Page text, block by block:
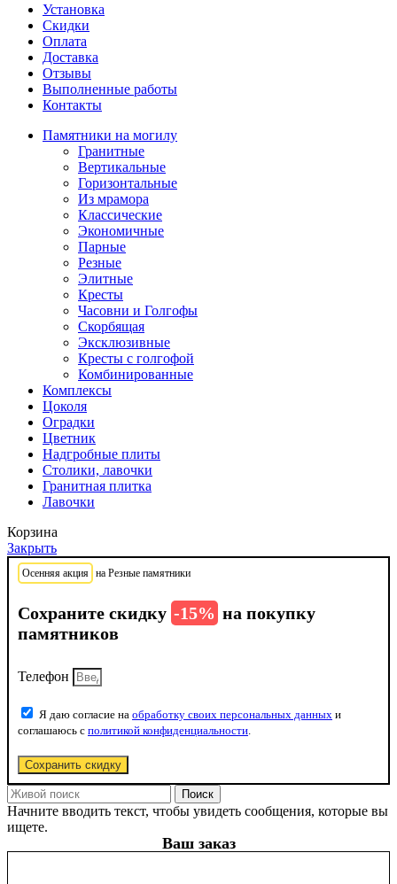
Установка
Скидки
Оплата
Доставка
Отзывы
Выполненные работы
Контакты
Памятники на могилу
Гранитные
Вертикальные
Горизонтальные
Из мрамора
Классические
Экономичные
Парные
Резные
Элитные
Кресты
Часовни и Голгофы
Скорбящая
Эксклюзивные
Кресты с голгофой
Комбинированные
Комплексы
Цоколя
Оградки
Цветник
Надгробные плиты
Столики, лавочки
Гранитная плитка
Лавочки
Корзина
Закрыть
Осенняя акция на Резные памятники
Сохраните скидку -15% на покупку
памятников
Телефон
Я даю согласие на обработку своих персональных данных и
соглашаюсь с политикой конфиденциальности
Сохранить скидку
Поиск
Начните вводить текст, чтобы увидеть сообщения, которые вы
ищете.
Ваш заказ